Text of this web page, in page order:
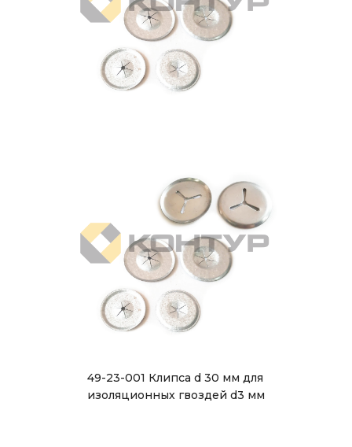
49-23-001 Клипса d 30 мм для
изоляционных гвоздей d3 мм